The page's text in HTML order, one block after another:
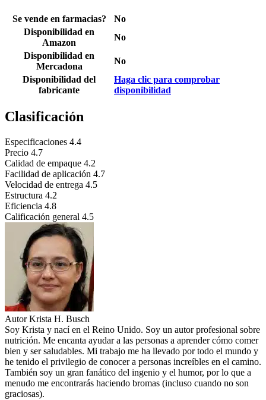
Se vende en farmacias?
No
Disponibilidad en
Amazon
No
Disponibilidad en
Mercadona
No
Disponibilidad del
fabricante
Haga clic para comprobar
disponibilidad
Clasificación
Especificaciones 4.4
Precio 4.7
Calidad de empaque 4.2
Facilidad de aplicación 4.7
Velocidad de entrega 4.5
Estructura 4.2
Eficiencia 4.8
Calificación general 4.5
Autor Krista H. Busch
Soy Krista y nací en el Reino Unido. Soy un autor profesional sobre
nutrición. Me encanta ayudar a las personas a aprender cómo comer
bien y ser saludables. Mi trabajo me ha llevado por todo el mundo y
he tenido el privilegio de conocer a personas increíbles en el camino.
También soy un gran fanático del ingenio y el humor, por lo que a
menudo me encontrarás haciendo bromas (incluso cuando no son
graciosas).